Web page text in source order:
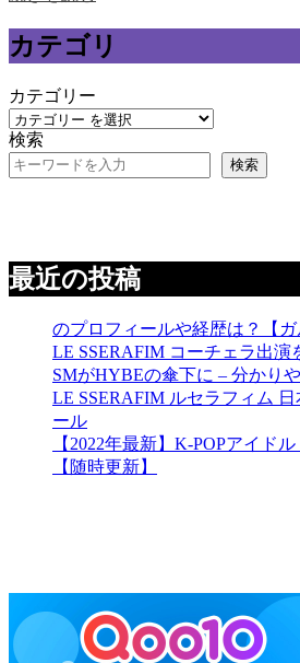
カテゴリ
カテゴリー
検索
検索
最近の投稿
のプロフィールや経歴は？【ガ
LE SSERAFIM コーチェラ出演
SMがHYBEの傘下に – 分かり
LE SSERAFIM ルセラフィム
ール
【2022年最新】K-POPアイド
【随時更新】